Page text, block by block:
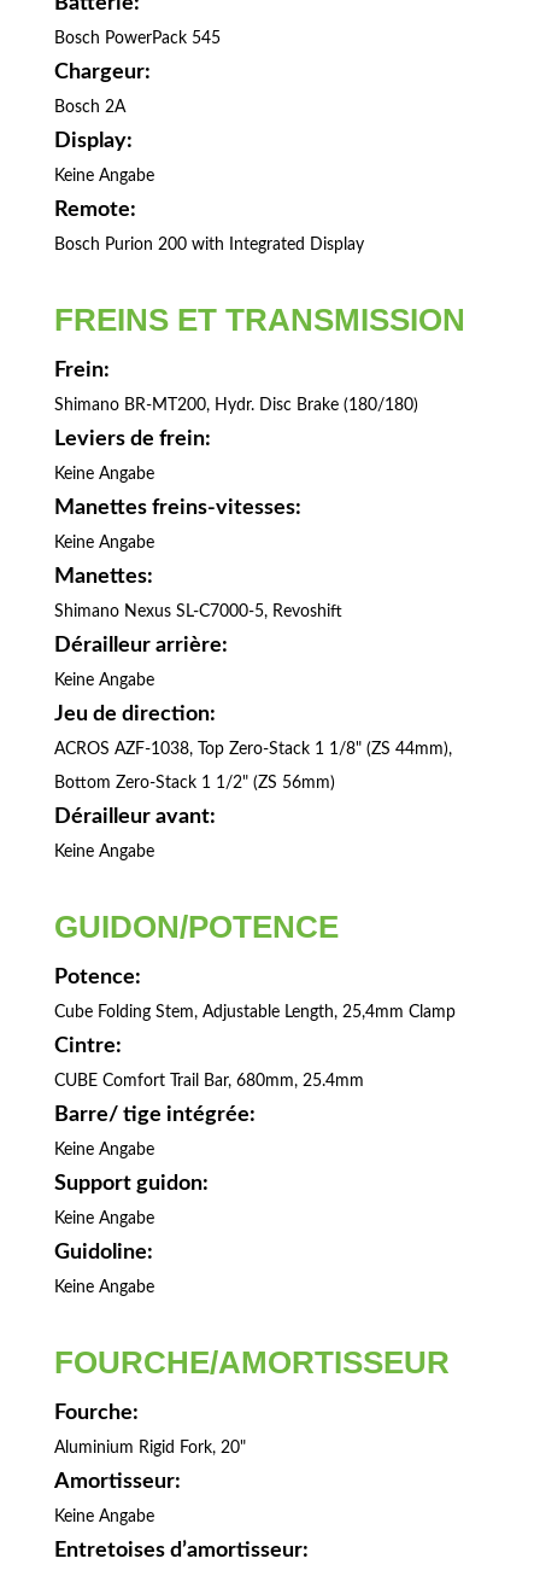
Bosch PowerPack 545
Chargeur:
Bosch 2A
Display:
Keine Angabe
Remote:
Bosch Purion 200 with Integrated Display
FREINS ET TRANSMISSION
Frein:
Shimano BR-MT200, Hydr. Disc Brake (180/180)
Leviers de frein:
Keine Angabe
Manettes freins-vitesses:
Keine Angabe
Manettes:
Shimano Nexus SL-C7000-5, Revoshift
Dérailleur arrière:
Keine Angabe
Jeu de direction:
ACROS AZF-1038, Top Zero-Stack 1 1/8" (ZS 44mm),
Bottom Zero-Stack 1 1/2" (ZS 56mm)
Dérailleur avant:
Keine Angabe
GUIDON/POTENCE
Potence:
Cube Folding Stem, Adjustable Length, 25,4mm Clamp
Cintre:
CUBE Comfort Trail Bar, 680mm, 25.4mm
Barre/ tige intégrée:
Keine Angabe
Support guidon:
Keine Angabe
Guidoline:
Keine Angabe
FOURCHE/AMORTISSEUR
Fourche:
Aluminium Rigid Fork, 20"
Amortisseur:
Keine Angabe
Entretoises d’amortisseur: